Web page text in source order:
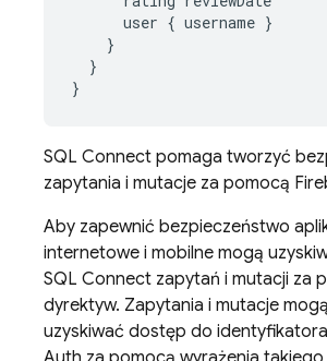
user { username }
}
}
}
SQL Connect pomaga tworzyć
zapytania i mutacje za pomocą
Aby zapewnić bezpieczeństwo
internetowe i mobilne mogą
SQL Connect zapytań i mutacji za
dyrektyw. Zapytania i mutacje
uzyskiwać dostęp do